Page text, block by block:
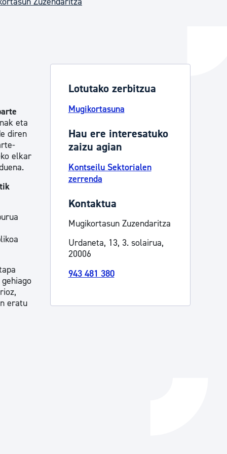
Izapideen katalogoa
eta
diren
elkar
eratu
Lotutako zerbitzua
Mugikortasuna
Hau ere interesatuko
zaizu agian
Kontseilu Sektorialen
zerrenda
Kontaktua
Mugikortasun Zuzendaritza
Urdaneta, 13, 3. solairua,
20006
943 481 380